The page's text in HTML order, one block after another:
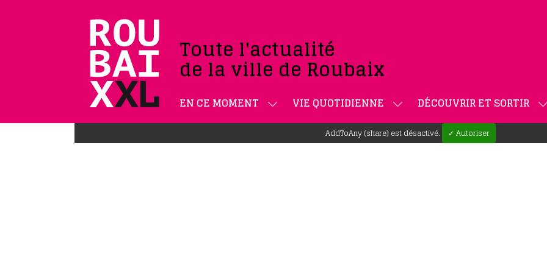
Toute l'actualité
de la ville de Roubaix
EN CE MOMENT VIE QUOTIDIENNE DÉCOUVRIR ET SORTIR
AddToAny (share) est désactivé. ✓ Autoriser